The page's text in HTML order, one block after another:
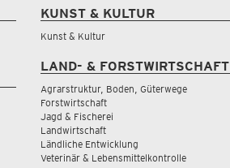
KUNST & KULTUR
Kunst & Kultur
LAND- & FORSTWIRTSCHAFT
Agrarstruktur, Boden, Güterwege
Forstwirtschaft
Jagd & Fischerei
Landwirtschaft
Ländliche Entwicklung
Veterinär & Lebensmittelkontrolle